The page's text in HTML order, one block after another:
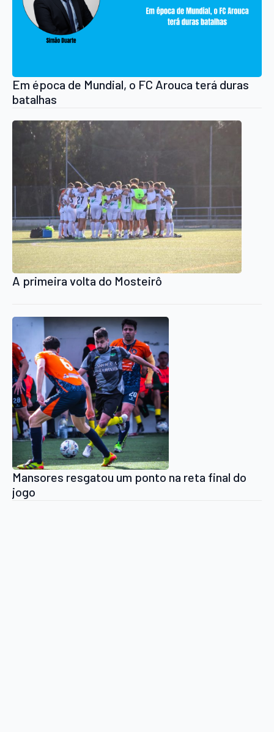
Em época de Mundial, o FC Arouca terá duras
batalhas
A primeira volta do Mosteirô
Mansores resgatou um ponto na reta final do
jogo